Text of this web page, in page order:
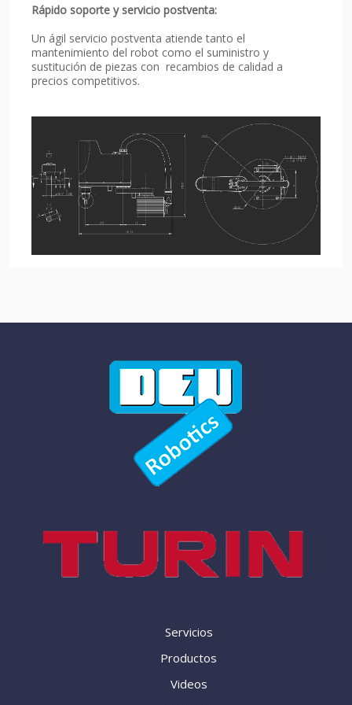
Rápido soporte y servicio postventa:
Un ágil servicio postventa atiende tanto el
mantenimiento del robot como el suministro y
sustitución de piezas con recambios de calidad a
precios competitivos.
Servicios
Productos
Videos